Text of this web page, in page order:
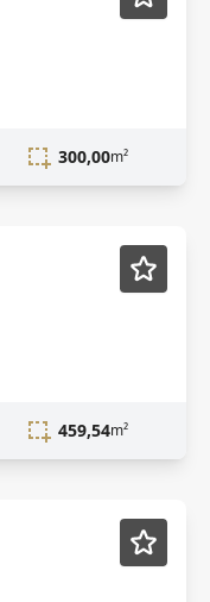
300,00m²
459,54m²